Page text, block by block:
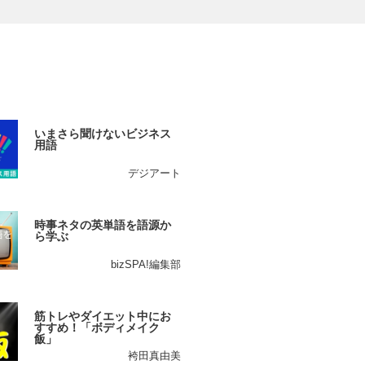
いまさら聞けないビジネス
用語
デジアート
時事ネタの英単語を語源か
ら学ぶ
bizSPA!編集部
筋トレやダイエット中にお
すすめ！「ボディメイク
飯」
袴田真由美